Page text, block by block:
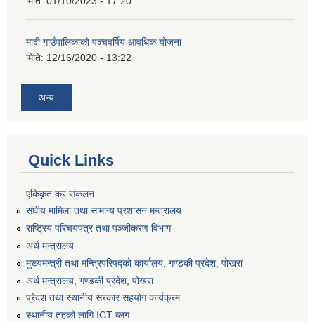
मादी गाउँपालिकाको पञ्चवर्षिय आवधिक योजना
मिति: 12/16/2020 - 13:22
अन्य
Quick Links
एकिकृत कर संकलन
संघीय मामिला तथा सामान्य प्रशासन मन्त्रालय
राष्ट्रिय परिचयपत्र तथा पञ्जीकरण विभाग
अर्थ मन्त्रालय
मुख्यमन्त्री तथा मन्त्रिपरिषद्को कार्यालय, गण्डकी प्रदेश, पोखरा
अर्थ मन्त्रालय, गण्डकी प्रदेश, पोखरा
प्रेदश तथा स्थानीय सरकार सहयोग कार्यक्रम
स्थानीय तहको लागि ICT ब्लग